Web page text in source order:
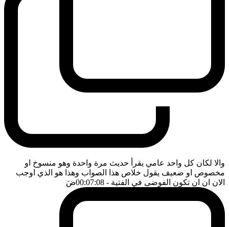
والا لكان كل واحد عامي يقرأ حديث مرة واحدة وهو منسوخ او
مخصوص او ضعيف يقول خلاص هذا الصواب وهذا هو الذي اوجب
الان ان ان تكون الفوضى في الفتية - 00:07:08 ضَ